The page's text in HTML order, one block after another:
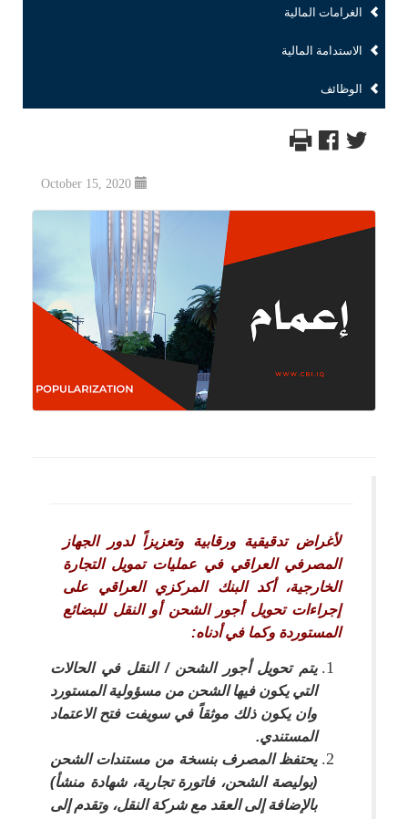
الغرامات المالية
الاستدامة المالية
الوظائف
لأغراض تدقيقية ورقابية وتعزيزاً لدور الجهاز
المصرفي العراقي في عمليات تمويل التجارة
الخارجية، أكد البنك المركزي العراقي على
إجراءات تحويل أجور الشحن أو النقل للبضائع
المستوردة وكما في أدناه:
يتم تحويل أجور الشحن / النقل في الحالات
التي يكون فيها الشحن من مسؤولية المستورد
وان يكون ذلك موثقاً في سويفت فتح الاعتماد
المستندي.
يحتفظ المصرف بنسخة من مستندات الشحن
(بوليصة الشحن، فاتورة تجارية، شهادة منشأ)
بالإضافة إلى العقد مع شركة النقل، وتقدم إلى